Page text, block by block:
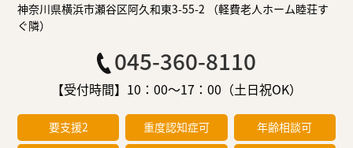
神奈川県横浜市瀬谷区阿久和東3-55-2 （軽費老人ホーム睦荘す
ぐ隣）
045-360-8110
【受付時間】10：00～17：00（土日祝OK）
要支援2 重度認知症可
年齢相談可